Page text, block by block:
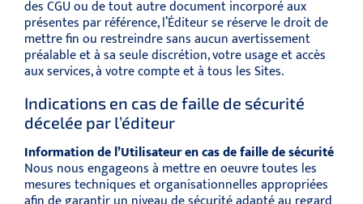
des CGU ou de tout autre document incorporé aux
présentes par référence, l’Éditeur se réserve le droit de
mettre fin ou restreindre sans aucun avertissement
préalable et à sa seule discrétion, votre usage et accès
aux services, à votre compte et à tous les Sites.
Indications en cas de faille de sécurité
décelée par l’éditeur
Information de l’Utilisateur en cas de faille de sécurité
Nous nous engageons à mettre en oeuvre toutes les
mesures techniques et organisationnelles appropriées